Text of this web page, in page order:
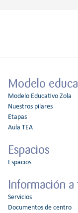
Modelo
Modelo Educativo Zola
Nuestros pilares
Etapas
Aula TEA
Espacios
Espacios
Información a
Servicios
Documentos de centro